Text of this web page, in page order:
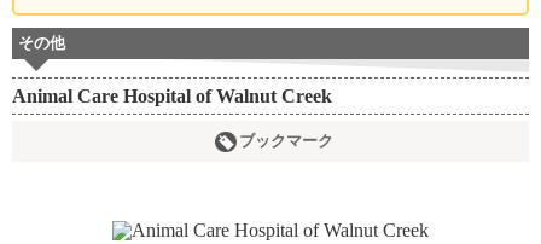
その他
Animal Care Hospital of Walnut Creek
ブックマーク